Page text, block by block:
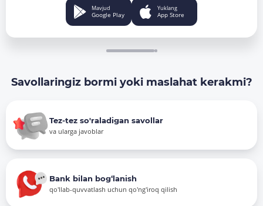
Mavjud
Google Play
Yuklang
App Store
Savollaringiz bormi yoki maslahat kerakmi?
Tez-tez so'raladigan savollar
va ularga javoblar
Bank bilan bog‘lanish
qo'llab-quvvatlash uchun qo'ng'iroq qilish